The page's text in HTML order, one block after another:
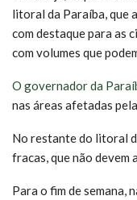
litoral da Paraíba, que
com destaque para as
com volumes que
O governador da
nas áreas afetadas
No restante do litoral
fracas, que não devem
Para o fim de semana,